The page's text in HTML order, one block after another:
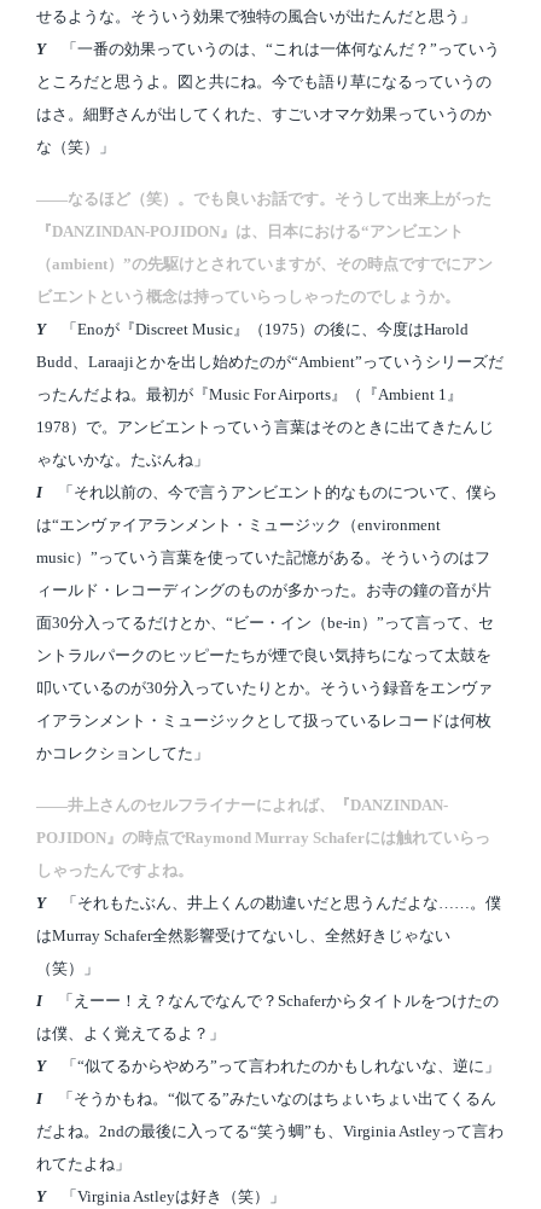
せるような。そういう効果で独特の風合いが出たんだと思う」
Y「一番の効果っていうのは、“これは一体何なんだ？”っていう
ところだと思うよ。図と共にね。今でも語り草になるっていうの
はさ。細野さんが出してくれた、すごいオマケ効果っていうのか
な（笑）」
――なるほど（笑）。でも良いお話です。そうして出来上がった
『DANZINDAN-POJIDON』は、日本における“アンビエント
（ambient）”の先駆けとされていますが、その時点ですでにアン
ビエントという概念は持っていらっしゃったのでしょうか。
Y「Enoが『Discreet Music』（1975）の後に、今度はHarold
Budd、Laraajiとかを出し始めたのが“Ambient”っていうシリーズだ
ったんだよね。最初が『Music For Airports』（『Ambient 1』
1978）で。アンビエントっていう言葉はそのときに出てきたんじ
ゃないかな。たぶんね」
I「それ以前の、今で言うアンビエント的なものについて、僕ら
は“エンヴァイアランメント・ミュージック（environment
music）”っていう言葉を使っていた記憶がある。そういうのはフ
ィールド・レコーディングのものが多かった。お寺の鐘の音が片
面30分入ってるだけとか、“ビー・イン（be-in）”って言って、セ
ントラルパークのヒッピーたちが煙で良い気持ちになって太鼓を
叩いているのが30分入っていたりとか。そういう録音をエンヴァ
イアランメント・ミュージックとして扱っているレコードは何枚
かコレクションしてた」
――井上さんのセルフライナーによれば、『DANZINDAN-
POJIDON』の時点でRaymond Murray Schaferには触れていらっ
しゃったんですよね。
Y「それもたぶん、井上くんの勘違いだと思うんだよな……。僕
はMurray Schafer全然影響受けてないし、全然好きじゃない
（笑）」
I「えーー！え？なんでなんで？Schaferからタイトルをつけたの
は僕、よく覚えてるよ？」
Y「“似てるからやめろ”って言われたのかもしれないな、逆に」
I「そうかもね。“似てる”みたいなのはちょいちょい出てくるん
だよね。2ndの最後に入ってる“笑う蜩”も、Virginia Astleyって言わ
れてたよね」
Y「Virginia Astleyは好き（笑）」